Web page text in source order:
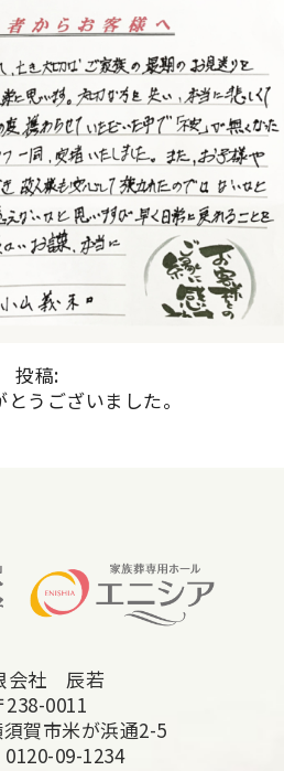
投稿:
うございました。
会社 辰若
238-0011
賀市米が浜通2-5
0120-09-1234